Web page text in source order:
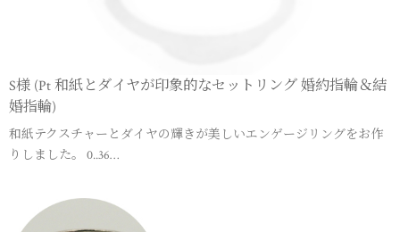
S様 (Pt 和紙とダイヤが印象的なセットリング 婚約指輪＆結
婚指輪)
和紙テクスチャーとダイヤの輝きが美しいエンゲージリングをお作
りしました。 0..36…